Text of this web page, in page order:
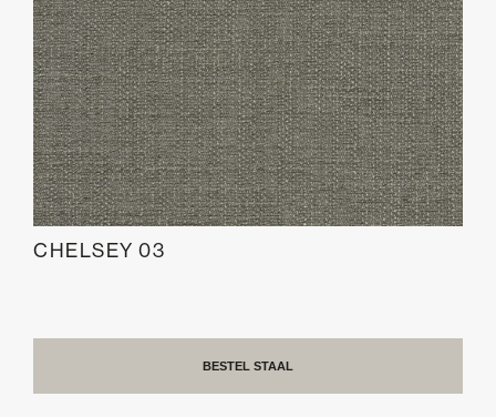
CHELSEY 03
BESTEL STAAL